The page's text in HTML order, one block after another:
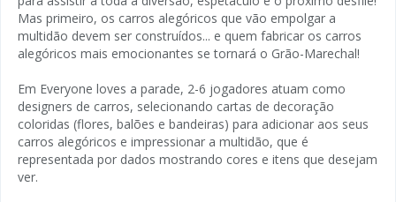
Mas primeiro, os carros alegóricos que vão empolgar a
multidão devem ser construídos... e quem fabricar os carros
alegóricos mais emocionantes se tornará o Grão-Marechal!
Em Everyone loves a parade, 2-6 jogadores atuam como
designers de carros, selecionando cartas de decoração
coloridas (flores, balões e bandeiras) para adicionar aos seus
carros alegóricos e impressionar a multidão, que é
representada por dados mostrando cores e itens que desejam
ver.